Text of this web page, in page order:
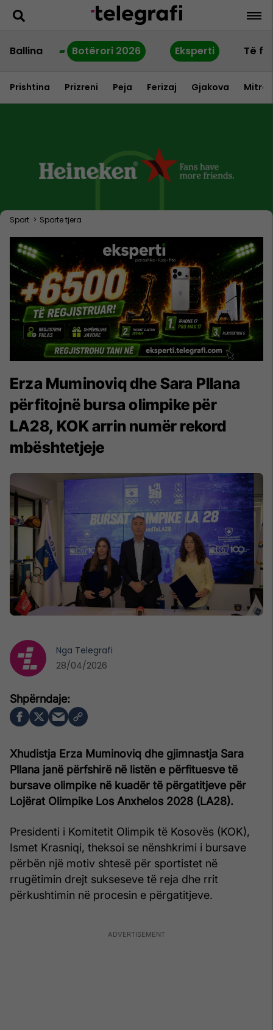
Ballina Botërori 2026 Eksperti Të
Prishtina Prizreni Peja Ferizaj Gjakova
Sport > Sporte tjera
Erza Muminoviq dhe Sara Pllana
përfitojnë bursa olimpike për
LA28, KOK arrin numër rekord
mbështetjeje
Xhudistja Erza Muminoviq dhe gjimnastja Sara
Pllana janë përfshirë në listën e përfituesve të
bursave olimpike në kuadër të përgatitjeve për
Lojërat Olimpike Los Anxhelos 2028 (LA28).
Presidenti i Komitetit Olimpik të Kosovës (KOK),
Ismet Krasniqi, theksoi se nënshkrimi i bursave
përbën një motiv shtesë për sportistet në
rrugëtimin drejt sukseseve të reja dhe rrit
përkushtimin në procesin e përgatitjeve.
Nga Telegrafi
28/04/2026